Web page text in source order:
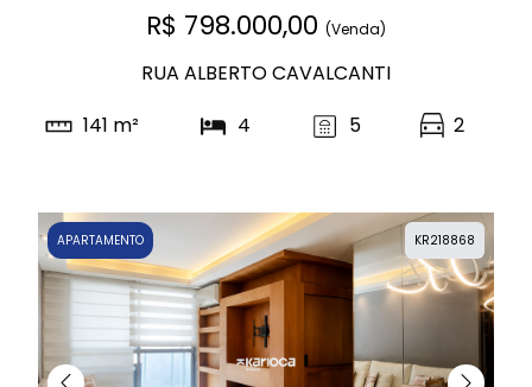
R$ 798.000,00 (Venda)
RUA ALBERTO CAVALCANTI
141 m²
4 5 2
KR218868
APARTAMENTO